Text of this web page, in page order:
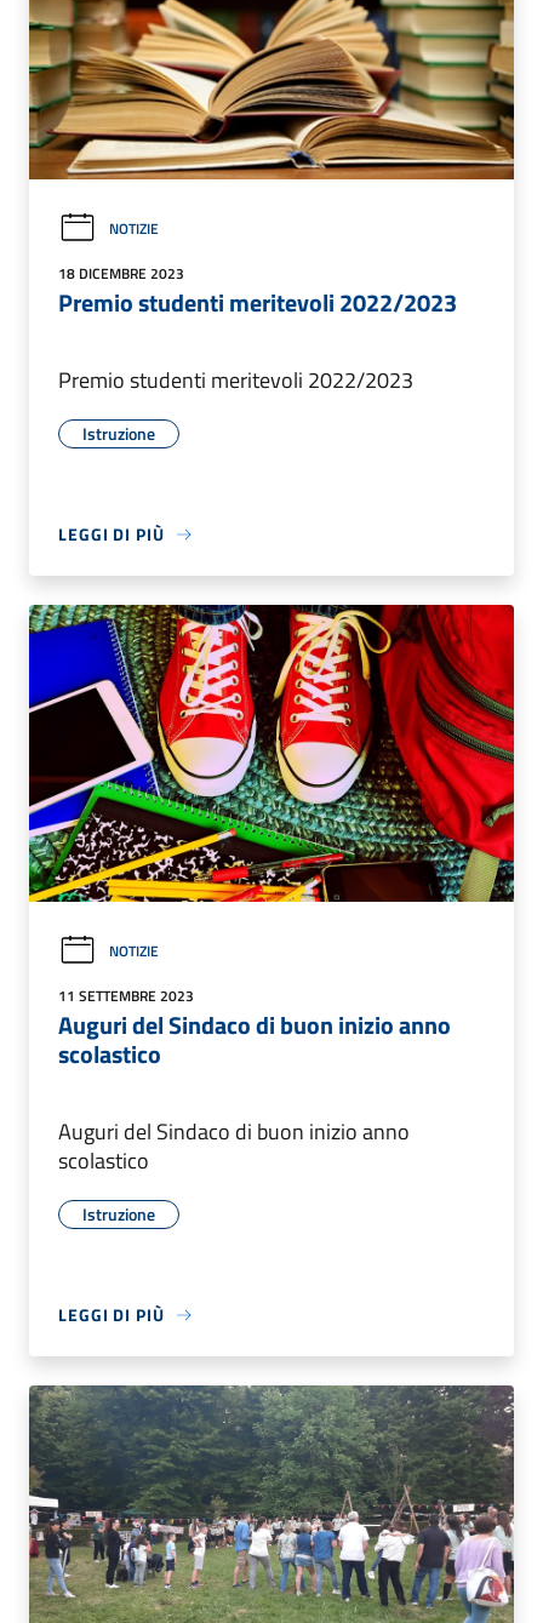
NOTIZIE
18 DICEMBRE 2023
Premio studenti meritevoli 2022/2023
Premio studenti meritevoli 2022/2023
Istruzione
LEGGI DI PIÙ
NOTIZIE
11 SETTEMBRE 2023
Auguri del Sindaco di buon inizio anno
scolastico
Auguri del Sindaco di buon inizio anno
scolastico
Istruzione
LEGGI DI PIÙ